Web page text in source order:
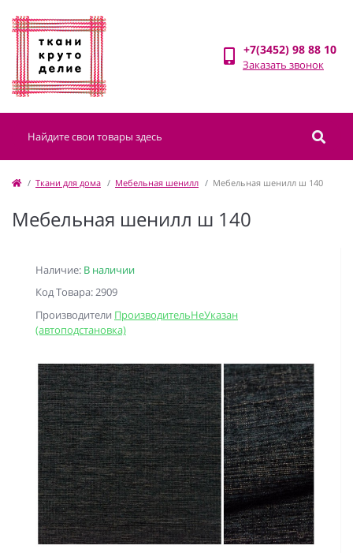
+7(3452) 98 88 10
Заказать звонок
Ткани для дома Мебельная шенилл Мебельная шенилл ш 140
Мебельная шенилл ш 140
Наличие: В наличии
Код Товара: 2909
Производители ПроизводительНеУказан
(автоподстановка)